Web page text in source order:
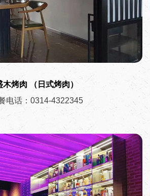
木烤肉 （日式烤肉）
电话：0314-4322345